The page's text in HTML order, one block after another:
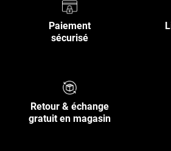
Paiement
sécurisé
Retour & échange
gratuit en magasin